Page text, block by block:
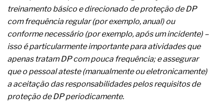
treinamento básico e direcionado de proteção de DP
com frequência regular (por exemplo, anual) ou
conforme necessário (por exemplo, após um incidente) –
isso é particularmente importante para atividades que
apenas tratam DP com pouca frequência; e assegurar
que o pessoal ateste (manualmente ou eletronicamente)
a aceitação das responsabilidades pelos requisitos de
proteção de DP periodicamente.